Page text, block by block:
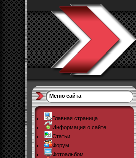
Меню сайта
Главная страница
Информация о сайте
Статьи
Форум
Фотоальбом